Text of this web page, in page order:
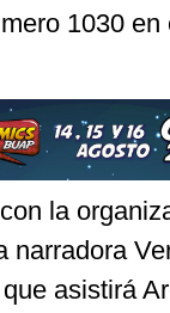
1030 en
la
narradora
asistirá